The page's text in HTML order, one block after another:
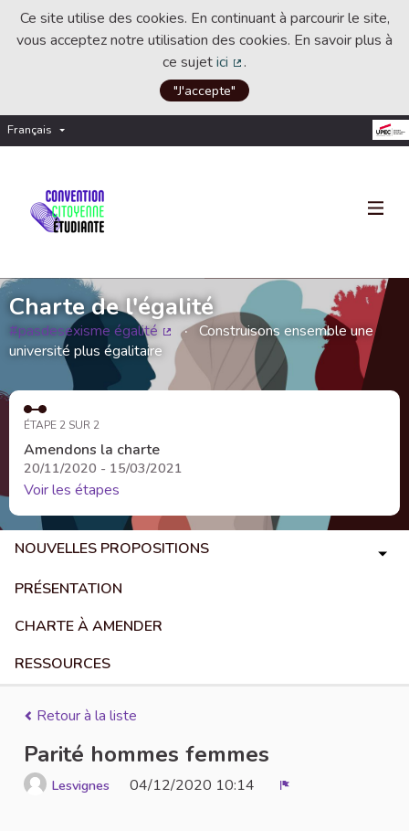
Ce site utilise des cookies. En continuant à parcourir le site,
vous acceptez notre utilisation des cookies. En savoir plus à
ce sujetici
(Lien externe)
.
"J'accepte"
Français Choisir la langue
Charte de l'égalité
#pasdesexisme égalité
(Lien externe)
Construisons ensemble une
université plus égalitaire
ÉTAPE 2 SUR 2
Amendons la charte
20/11/2020 - 15/03/2021
Voir les étapes
NOUVELLES PROPOSITIONS
PRÉSENTATION
CHARTE À AMENDER
RESSOURCES
Retour à la liste
Parité hommes femmes
Lesvignes 04/12/2020 10:14